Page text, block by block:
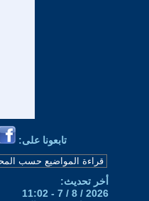
تابعونا على:
أخر تحديث:
2026 / 8 / 7 - 11:02